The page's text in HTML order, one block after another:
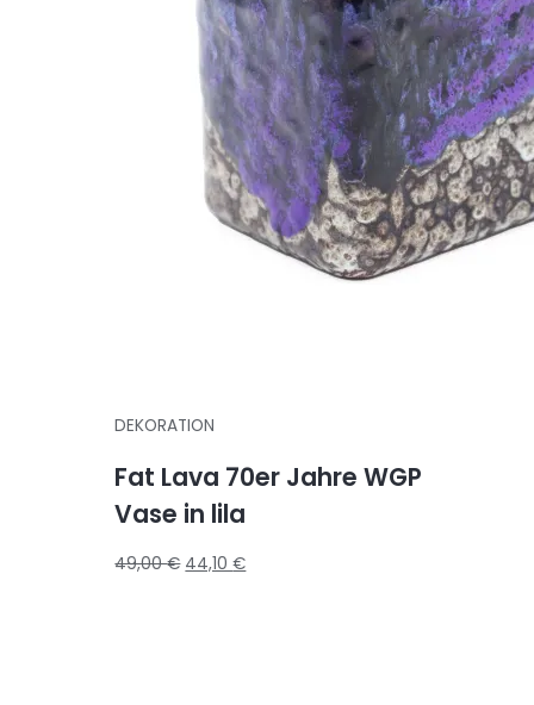
DEKORATION
Fat Lava 70er Jahre WGP
Vase in lila
49,00€ 44,10€